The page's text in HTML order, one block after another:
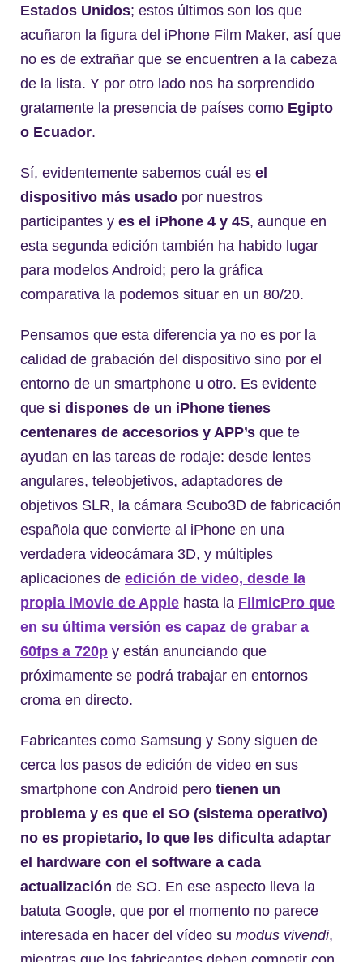
Estados Unidos; estos últimos son los que
acuñaron la figura del iPhone Film Maker, así que
no es de extrañar que se encuentren a la cabeza
de la lista. Y por otro lado nos ha sorprendido
gratamente la presencia de países como Egipto
o Ecuador.
Sí, evidentemente sabemos cuál es el
dispositivo más usado por nuestros
participantes y es el iPhone 4 y 4S, aunque en
esta segunda edición también ha habido lugar
para modelos Android; pero la gráfica
comparativa la podemos situar en un 80/20.
Pensamos que esta diferencia ya no es por la
calidad de grabación del dispositivo sino por el
entorno de un smartphone u otro. Es evidente
que si dispones de un iPhone tienes
centenares de accesorios y APP’s que te
ayudan en las tareas de rodaje: desde lentes
angulares, teleobjetivos, adaptadores de
objetivos SLR, la cámara Scubo3D de fabricación
española que convierte al iPhone en una
verdadera videocámara 3D, y múltiples
aplicaciones de edición de video, desde la
propia iMovie de Apple hasta la FilmicPro que
en su última versión es capaz de grabar a
60fps a 720p y están anunciando que
próximamente se podrá trabajar en entornos
croma en directo.
Fabricantes como Samsung y Sony siguen de
cerca los pasos de edición de video en sus
smartphone con Android pero tienen un
problema y es que el SO (sistema operativo)
no es propietario, lo que les dificulta adaptar
el hardware con el software a cada
actualización de SO. En ese aspecto lleva la
batuta Google, que por el momento no parece
interesada en hacer del vídeo su modus vivendi,